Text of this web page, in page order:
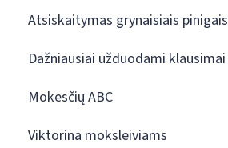
Atsiskaitymas grynaisiais pinigais
Dažniausiai užduodami klausimai
Mokesčių ABC
Viktorina moksleiviams